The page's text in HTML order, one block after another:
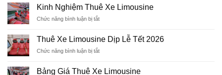
transit
Limousine
Kinh Nghiệm Thuê Xe Limousine
Chức năng bình luận bị tắt
Nghiệm
Thuê
Thuê Xe Limousine Dịp Lễ Tết 2026
Chức năng bình luận bị tắt
Xe
Bảng Giá Thuê Xe Limousine